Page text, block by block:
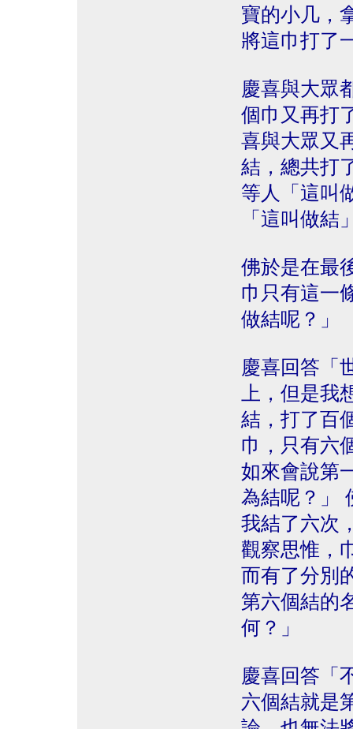
寶的小几，
將這巾打了
慶喜與大眾
個巾又再打
喜與大眾又
結，總共打
等人「這叫
「這叫做結
佛於是在最
巾只有這一
做結呢？」
慶喜回答「
上，但是
結，打了百
巾，只有六
如來會說第
為結呢？」
我結了六次
觀察思惟，
而有了分別
第六個結的
何？」
慶喜回答「
六個結就是